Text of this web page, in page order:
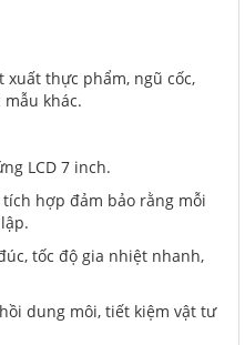
thực phẩm, ngũ cốc,
khác.
LCD 7 inch.
hợp đảm bảo rằng mỗi
tốc độ gia nhiệt nhanh,
dung môi, tiết kiệm vật tư